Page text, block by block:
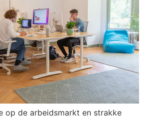
op de arbeidsmarkt en strakke